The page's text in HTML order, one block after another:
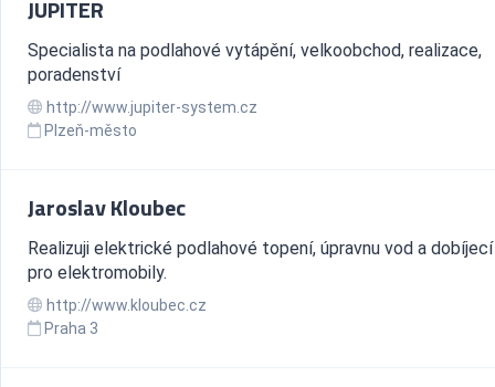
JUPITER
Specialista na podlahové vytápění, velkoobchod, realizace,
poradenství
http://www.jupiter-system.cz
Plzeň-město
Jaroslav Kloubec
Realizuji elektrické podlahové topení, úpravnu vod a
pro elektromobily.
http://www.kloubec.cz
Praha 3